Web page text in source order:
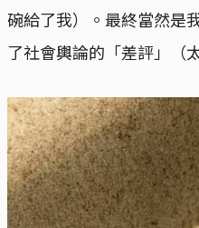
碗給了我）。最終當然是
了社會輿論的「差評」（